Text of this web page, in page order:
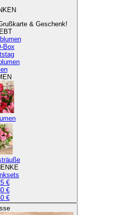
& Geschenk!
Box
€
€
€